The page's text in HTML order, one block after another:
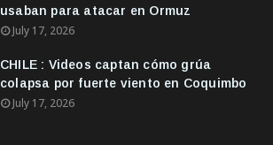
usaban para atacar en Ormuz
July 17, 2026
CHILE : Videos captan cómo grúa
colapsa por fuerte viento en Coquimbo
July 17, 2026